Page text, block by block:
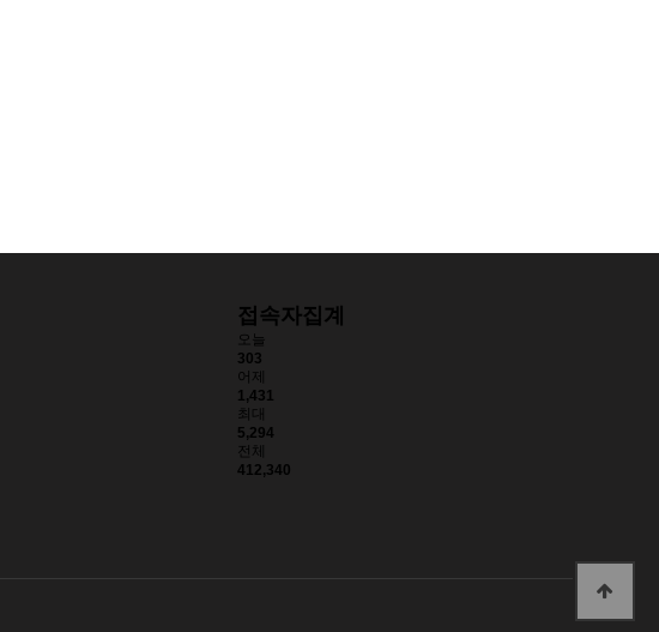
접속자집계
오늘
303
어제
1,431
최대
5,294
전체
412,340